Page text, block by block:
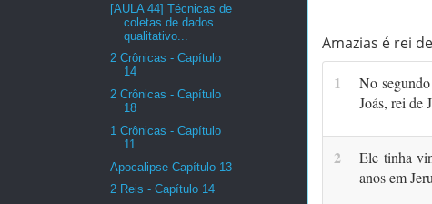
Amazias é rei
1
No
Joás, rei de
2
Ele tinha
anos em
[AULA 44] Técnicas de
coletas de dados
qualitativo...
2 Crônicas - Capítulo
14
2 Crônicas - Capítulo
18
1 Crônicas - Capítulo
11
Apocalipse Capítulo 13
2 Reis - Capítulo 14